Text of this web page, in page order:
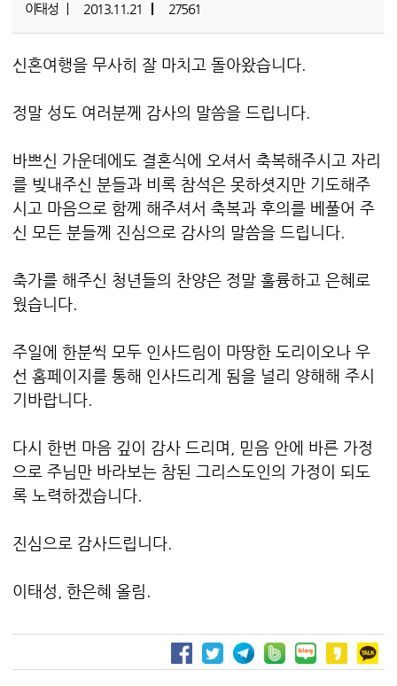
이태성 2013.11.21 27561
신혼여행을 무사히 잘 마치고 돌아왔습니다.
정말 성도 여러분께 감사의 말씀을 드립니다.
바쁘신 가운데에도 결혼식에 오셔서 축복해주시고 자리
를 빚내주신 분들과 비록 참석은 못하셧지만 기도해주
시고 마음으로 함께 해주셔서 축복과 후의를 베풀어 주
신 모든 분들께 진심으로 감사의 말씀을 드립니다.
축가를 해주신 청년들의 찬양은 정말 훌륭하고 은혜로
웠습니다.
주일에 한분씩 모두 인사드림이 마땅한 도리이오나 우
선 홈페이지를 통해 인사드리게 됨을 널리 양해해 주시
기바랍니다.
다시 한번 마음 깊이 감사 드리며, 믿음 안에 바른 가정
으로 주님만 바라보는 참된 그리스도인의 가정이 되도
록 노력하겠습니다.
진심으로 감사드립니다.
이태성, 한은혜 올림.